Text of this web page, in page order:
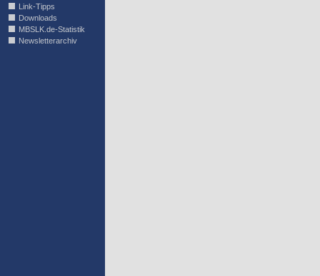
Link-Tipps
Downloads
MBSLK.de-Statistik
Newsletterarchiv